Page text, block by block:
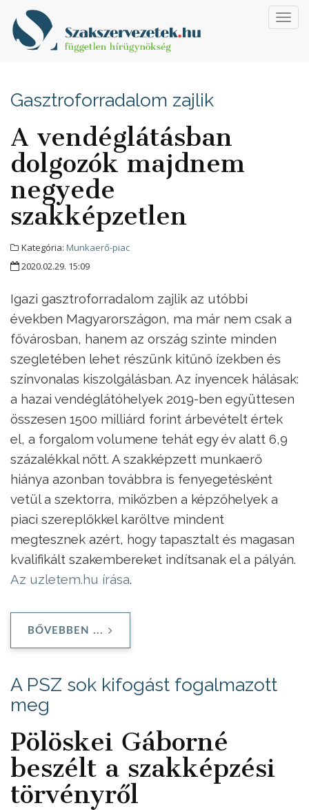
Gasztroforradalom zajlik
A vendéglátásban
dolgozók majdnem
negyede
szakképzetlen
Kategória: Munkaerő-piac
2020.02.29. 15:09
Igazi gasztroforradalom zajlik az utóbbi
években Magyarországon, ma már nem csak a
fővárosban, hanem az ország szinte minden
szegletében lehet részünk kitűnő ízekben és
színvonalas kiszolgálásban. Az ínyencek hálásak:
a hazai vendéglátóhelyek 2019-ben együttesen
összesen 1500 milliárd forint árbevételt értek
el, a forgalom volumene tehát egy év alatt 6,9
százalékkal nőtt. A szakképzett munkaerő
hiánya azonban továbbra is fenyegetésként
vetül a szektorra, miközben a képzőhelyek a
piaci szereplőkkel karöltve mindent
megtesznek azért, hogy tapasztalt és magasan
kvalifikált szakembereket indítsanak el a pályán.
Az uzletem.hu írása.
BŐVEBBEN ...
A PSZ sok kifogást fogalmazott
meg
Pölöskei Gáborné
beszélt a szakképzési
törvényről